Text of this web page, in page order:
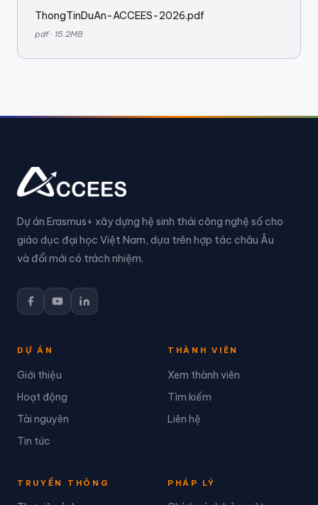
ThongTinDuAn-ACCEES-2026.pdf
pdf · 15.2MB
Dự án Erasmus+ xây dựng hệ sinh thái công nghệ số cho
giáo dục đại học Việt Nam, dựa trên hợp tác châu Âu
và đổi mới có trách nhiệm.
DỰ ÁN
Giới thiệu
Hoạt động
Tài nguyên
Tin tức
THÀNH VIÊN
Xem thành viên
Tìm kiếm
Liên hệ
TRUYỀN THÔNG PHÁP LÝ